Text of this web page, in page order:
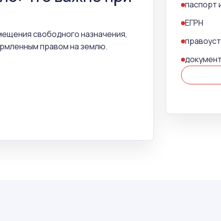
свободного назначения,
правом на землю.
паспорт
ЕГРН